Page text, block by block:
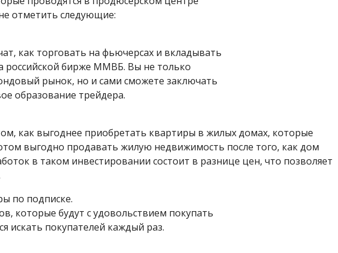
отметить следующие:
как торговать на фьючерсах и вкладывать
российской бирже ММВБ. Вы не только
рынок, но и сами сможете заключать
образование трейдера.
как выгоднее приобретать квартиры в жилых домах, которые
выгодно продавать жилую недвижимость после того, как дом
в таком инвестировании состоит в разнице цен, что позволяет
по подписке.
которые будут с удовольствием покупать
искать покупателей каждый раз.